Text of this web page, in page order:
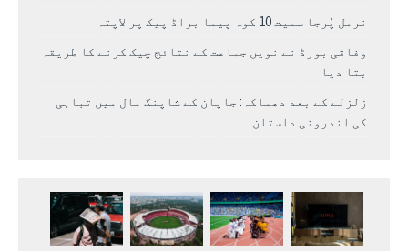
نرمل پُرجا سمیت 10 کوہ پیما براڈ پیک پر لاپتہ
وفاقی بورڈ نے نویں جماعت کے نتائج چیک کرنے کا طریقہ
بتا دیا
زلزلے کے بعد دھماکہ: جاپان کے شاپنگ مال میں تباہی
کی اندرونی داستان